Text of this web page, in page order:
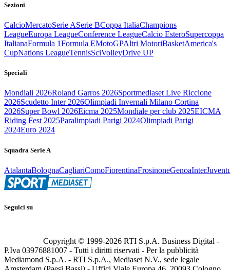
Sezioni
CalcioMercatoSerie ASerie BCoppa ItaliaChampions
LeagueEuropa LeagueConference LeagueCalcio EsteroSupercoppa
ItalianaFormula 1Formula EMotoGPAltri MotoriBasketAmerica's
CupNations LeagueTennisSciVolleyDrive UP
Speciali
Mondiali 2026Roland Garros 2026Sportmediaset Live Riccione
2026Scudetto Inter 2026Olimpiadi Invernali Milano Cortina
2026Super Bowl 2026Eicma 2025Mondiale per club 2025EICMA
Riding Fest 2025Paralimpiadi Parigi 2024Olimpiadi Parigi
2024Euro 2024
Squadra Serie A
AtalantaBolognaCagliariComoFiorentinaFrosinoneGenoaInter
Seguici su
Copyright © 1999-2026 RTI S.p.A. Business Digital -
P.Iva 03976881007 - Tutti i diritti riservati - Per la pubblicità
Mediamond S.p.A. - RTI S.p.A., Mediaset N.V., sede legale